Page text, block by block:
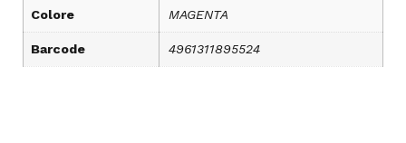
Colore MAGENTA
Barcode 4961311895524